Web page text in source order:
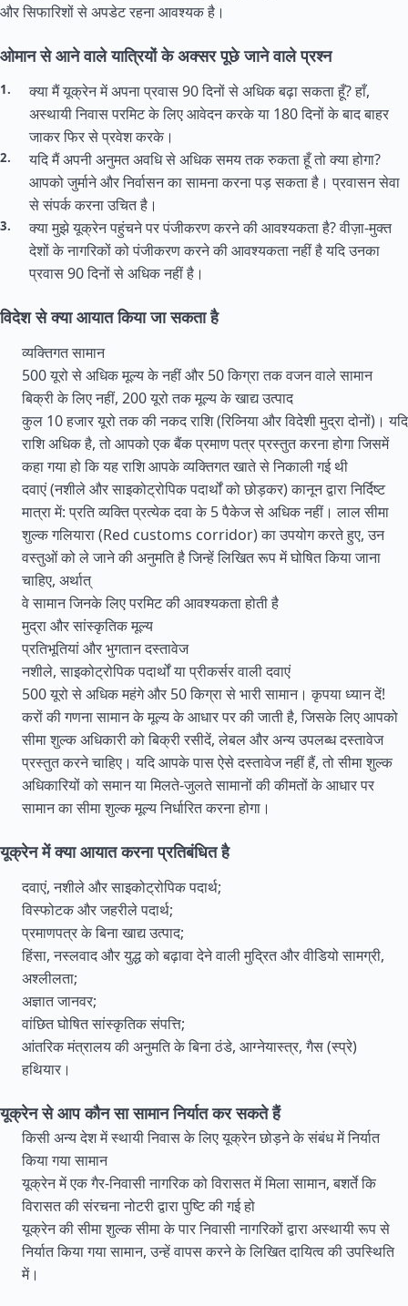
और सिफारिशों से अपडेट रहना आवश्यक है।
ओमान से आने वाले यात्रियों के अक्सर पूछे जाने वाले प्रश्न
क्या मैं यूक्रेन में अपना प्रवास 90 दिनों से अधिक बढ़ा सकता हूँ? हाँ,
अस्थायी निवास परमिट के लिए आवेदन करके या 180 दिनों के बाद बाहर
जाकर फिर से प्रवेश करके।
यदि मैं अपनी अनुमत अवधि से अधिक समय तक रुकता हूँ तो क्या होगा?
आपको जुर्माने और निर्वासन का सामना करना पड़ सकता है। प्रवासन सेवा
से संपर्क करना उचित है।
क्या मुझे यूक्रेन पहुंचने पर पंजीकरण करने की आवश्यकता है? वीज़ा-मुक्त
देशों के नागरिकों को पंजीकरण करने की आवश्यकता नहीं है यदि उनका
प्रवास 90 दिनों से अधिक नहीं है।
विदेश से क्या आयात किया जा सकता है
व्यक्तिगत सामान
500 यूरो से अधिक मूल्य के नहीं और 50 किग्रा तक वजन वाले सामान
बिक्री के लिए नहीं, 200 यूरो तक मूल्य के खाद्य उत्पाद
कुल 10 हजार यूरो तक की नकद राशि (रिव्निया और विदेशी मुद्रा दोनों)। यदि
राशि अधिक है, तो आपको एक बैंक प्रमाण पत्र प्रस्तुत करना होगा जिसमें
कहा गया हो कि यह राशि आपके व्यक्तिगत खाते से निकाली गई थी
दवाएं (नशीले और साइकोट्रोपिक पदार्थों को छोड़कर) कानून द्वारा निर्दिष्ट
मात्रा में: प्रति व्यक्ति प्रत्येक दवा के 5 पैकेज से अधिक नहीं। लाल सीमा
शुल्क गलियारा (Red customs corridor) का उपयोग करते हुए, उन
वस्तुओं को ले जाने की अनुमति है जिन्हें लिखित रूप में घोषित किया जाना
चाहिए, अर्थात्
वे सामान जिनके लिए परमिट की आवश्यकता होती है
मुद्रा और सांस्कृतिक मूल्य
प्रतिभूतियां और भुगतान दस्तावेज
नशीले, साइकोट्रोपिक पदार्थों या प्रीकर्सर वाली दवाएं
500 यूरो से अधिक महंगे और 50 किग्रा से भारी सामान। कृपया ध्यान दें!
करों की गणना सामान के मूल्य के आधार पर की जाती है, जिसके लिए आपको
सीमा शुल्क अधिकारी को बिक्री रसीदें, लेबल और अन्य उपलब्ध दस्तावेज
प्रस्तुत करने चाहिए। यदि आपके पास ऐसे दस्तावेज नहीं हैं, तो सीमा शुल्क
अधिकारियों को समान या मिलते-जुलते सामानों की कीमतों के आधार पर
सामान का सीमा शुल्क मूल्य निर्धारित करना होगा।
यूक्रेन में क्या आयात करना प्रतिबंधित है
दवाएं, नशीले और साइकोट्रोपिक पदार्थ;
विस्फोटक और जहरीले पदार्थ;
प्रमाणपत्र के बिना खाद्य उत्पाद;
हिंसा, नस्लवाद और युद्ध को बढ़ावा देने वाली मुद्रित और वीडियो सामग्री,
अश्लीलता;
अज्ञात जानवर;
वांछित घोषित सांस्कृतिक संपत्ति;
आंतरिक मंत्रालय की अनुमति के बिना ठंडे, आग्नेयास्त्र, गैस (स्प्रे)
हथियार।
यूक्रेन से आप कौन सा सामान निर्यात कर सकते हैं
किसी अन्य देश में स्थायी निवास के लिए यूक्रेन छोड़ने के संबंध में निर्यात
किया गया सामान
यूक्रेन में एक गैर-निवासी नागरिक को विरासत में मिला सामान, बशर्ते कि
विरासत की संरचना नोटरी द्वारा पुष्टि की गई हो
यूक्रेन की सीमा शुल्क सीमा के पार निवासी नागरिकों द्वारा अस्थायी रूप से
निर्यात किया गया सामान, उन्हें वापस करने के लिखित दायित्व की उपस्थिति
में।